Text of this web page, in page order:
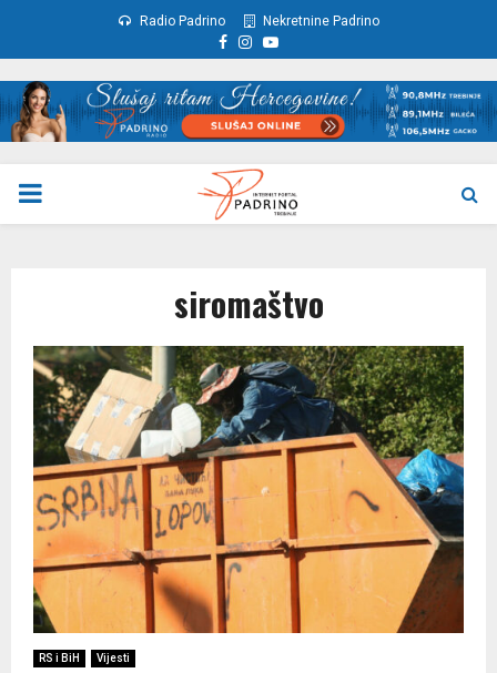
Radio Padrino Nekretnine Padrino
Facebook
Instagram
Youtube
PRIMARY
siromaštvo
RS i BiH Vijesti